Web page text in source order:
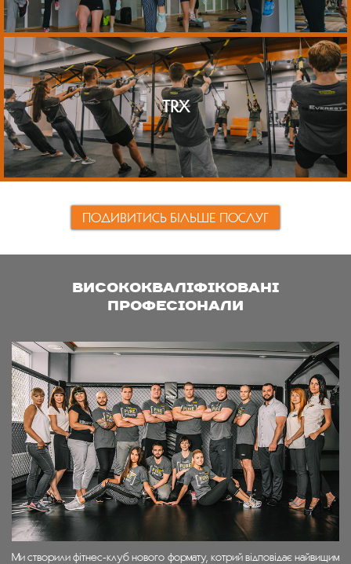
TRX
ПОДИВИТИСЬ БІЛЬШЕ ПОСЛУГ
ВИСОКОКВАЛІФІКОВАНІ
ПРОФЕСІОНАЛИ
Ми створили фітнес-клуб нового формату, котрий відповідає найвищим